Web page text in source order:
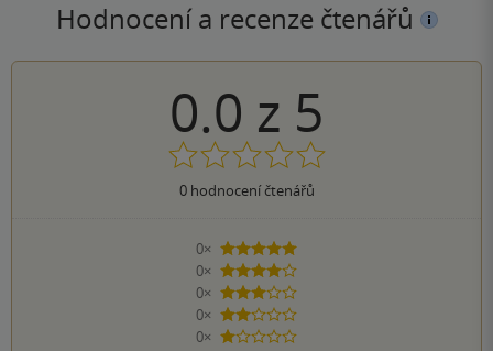
Hodnocení a recenze čtenářů
0.0 z 5
0hodnocení čtenářů
0×
5 hvězdiček
0×
4 hvězdičky
0×
3 hvězdičky
0×
2 hvězdičky
0×
1 hvezdička